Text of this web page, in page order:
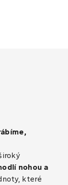
nohou a
které